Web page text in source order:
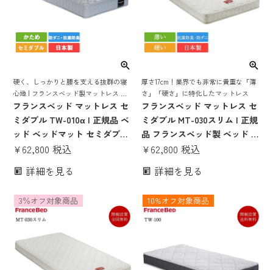
硬く、しっかりと腰を支える抜群の寝
心地 | フランスベッド製マットレス ベ
ッド ベッドマット ベッドマットレス
ベットマット フランスベット 日本製
国産 抗菌 防臭 防ダニ tw-010α
フランスベッド マットレス セ
ミダブル TW-010α | 正規品 ベ
ッド ベッドマット セミダブル
マットレス セミダブルベッド
ダブルサイズ tw-010α 硬め ハ
20cm ベット ツインサポート
ベッドマットレス
¥62,800 税込
詳細を見る
厚さ17cm！業界でも非常に貴重な「薄
さ」「硬さ」に特化したマットレス
フランスベッド マットレス セ
ミダブル MT-030スリム | 正規
品 フランスベッド製 ベッド セ
ミダブルマットレス セミダブ
たい かため 硬め 腰痛 薄い 薄
続スプリング 抗菌 防ダニ
¥62,800 税込
詳細を見る
3％オフ対象商品 10%オフ対象商品